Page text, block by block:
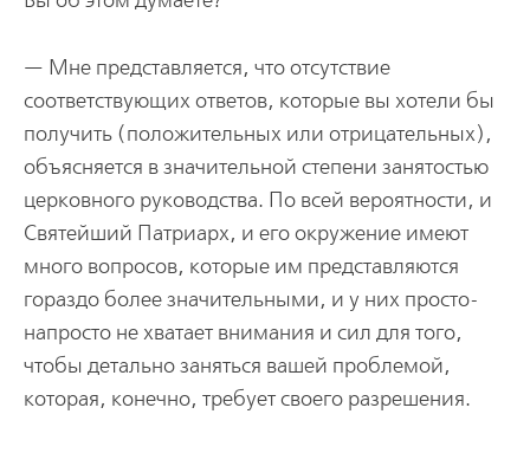
— Мне представляется, что отсутствие
соответствующих ответов, которые вы хотели бы
получить (положительных или отрицательных),
объясняется в значительной степени занятостью
церковного руководства. По всей вероятности, и
Святейший Патриарх, и его окружение имеют
много вопросов, которые им представляются
гораздо более значительными, и у них просто-
напросто не хватает внимания и сил для того,
чтобы детально заняться вашей проблемой,
которая, конечно, требует своего разрешения.